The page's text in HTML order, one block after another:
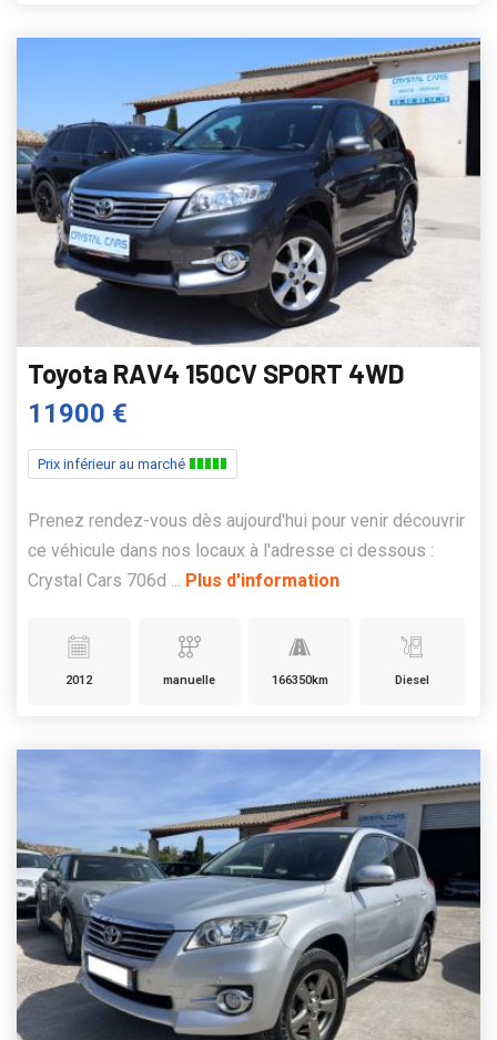
Toyota RAV4 150CV SPORT 4WD
11900 €
Prix inférieur au marché
Prenez rendez-vous dès aujourd'hui pour venir découvrir
ce véhicule dans nos locaux à l'adresse ci dessous :
Crystal Cars 706d ... Plus d'information
2012 manuelle 166350km Diesel